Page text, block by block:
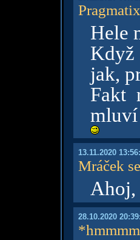
Hele
Když
jak,
Fakt
mluví
13.11.2020
Mráček
Ahoj,
28.10.2020